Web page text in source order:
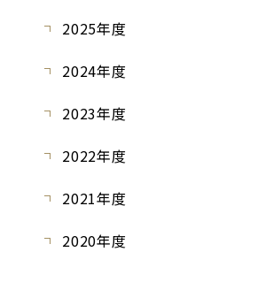
2025年度
2024年度
2023年度
2022年度
2021年度
2020年度